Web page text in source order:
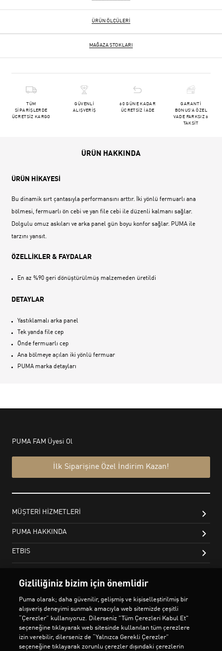
ÜRÜN ÖLÇÜLERI
MAĞAZA STOKLARI
TÜM
SİPARİŞLERDE
ÜCRETSİZ KARGO
GÜVENLİ
ALIŞVERİŞ
60 GÜNE KADAR
ÜCRETSİZ İADE
GARANTİ
BONUS'A ÖZEL
VADE FARKSIZ 6
TAKSİT
ÜRÜN HAKKINDA
ÜRÜN HİKAYESİ
Bu dinamik sırt çantasıyla performansını arttır. İki yönlü fermuarlı ana
bölmesi, fermuarlı ön cebi ve yan file cebi ile düzenli kalmanı sağlar.
Dolgulu omuz askıları ve arka panel gün boyu konfor sağlar. PUMA ile
tarzını yansıt.
ÖZELLİKLER & FAYDALAR
En az %90 geri dönüştürülmüş malzemeden üretildi
DETAYLAR
Yastıklamalı arka panel
Tek yanda file cep
Önde fermuarlı cep
Ana bölmeye açılan iki yönlü fermuar
PUMA marka detayları
Gizliliğiniz bizim için önemlidir
Puma olarak; daha güvenilir, gelişmiş ve kişiselleştirilmiş bir
alışveriş deneyimi sunmak amacıyla web sitemizde çeşitli
“Çerezler” kullanıyoruz. Dilerseniz "Tüm Çerezleri Kabul Et"
seçeneğine tıklayarak web sitesinde kullanılan tüm çerezlere
izin verebilir, dilerseniz de “Yalnızca Gerekli Çerezler”
seçeneğine tıklayarak zorunlu çerezler dışındaki çerezlerin